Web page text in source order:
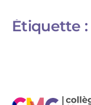
Étiquette :